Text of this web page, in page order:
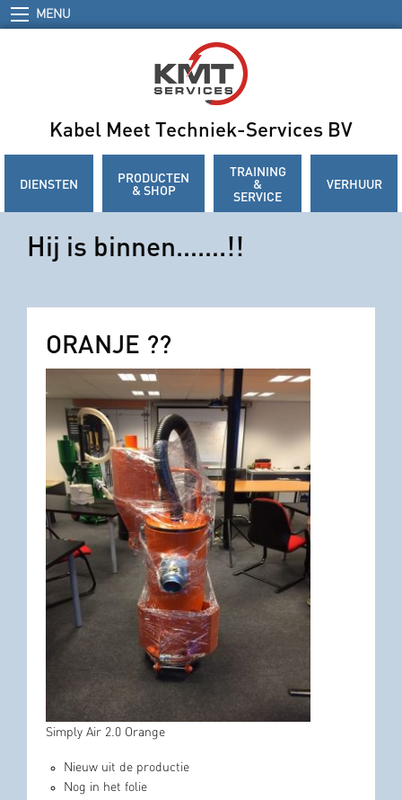
MENU
Kabel Meet Techniek-Services BV
DIENSTEN PRODUCTEN
& SHOP
TRAINING
&
SERVICE
VERHUUR
Hij is binnen…….!!
ORANJE ??
Simply Air 2.0 Orange
Nieuw uit de productie
Nog in het folie